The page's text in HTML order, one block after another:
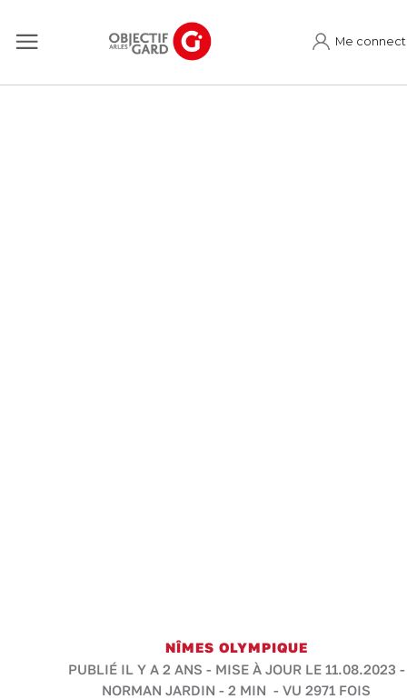
Me
NÎMES OLYMPIQUE
PUBLIÉ IL Y A 2 ANS - MISE À JOUR LE 11.08.2023 -
NORMAN JARDIN - 2 MIN - VU 2971 FOIS